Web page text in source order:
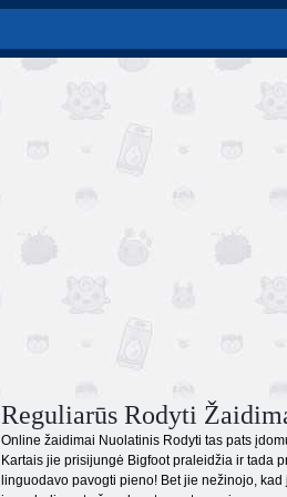
Reguliarūs Rodyti
Online žaidimai Nuolatinis Rodyti tas pats
Kartais jie prisijungė Bigfoot praleidžia ir tada
linguodavo pavogti pieno! Bet jie nežinojo,